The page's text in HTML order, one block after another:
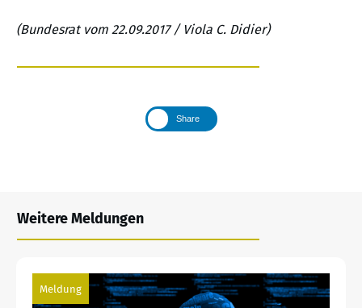
(Bundesrat vom 22.09.2017 / Viola C. Didier)
Share
Weitere Meldungen
Meldung